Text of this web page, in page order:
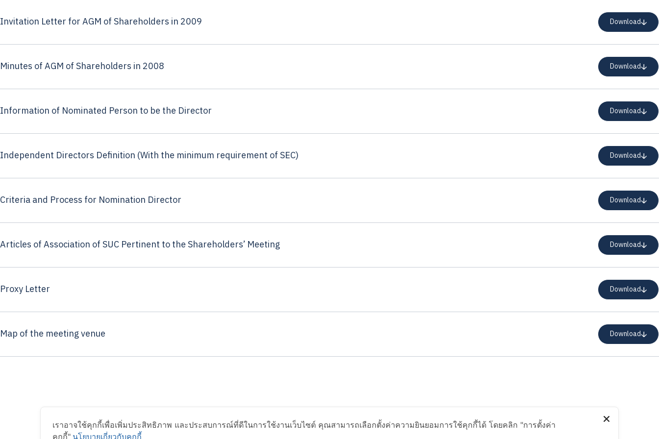
Invitation Letter for AGM of Shareholders in 2009 Download
Minutes of AGM of Shareholders in 2008 Download
Information of Nominated Person to be the Director Download
Independent Directors Definition (With the minimum requirement of SEC) Download
Criteria and Process for Nomination Director Download
Articles of Association of SUC Pertinent to the Shareholders’ Meeting Download
Proxy Letter Download
Map of the meeting venue Download
เราอาจใช้คุกกี้เพื่อเพิ่มประสิทธิภาพ และประสบการณ์ที่ดีในการใช้งานเว็บไซต์ คุณสามารถเลือกตั้งค่าความยินยอมการใช้คุกกี้ได้ โดยคลิก "การตั้งค่า
คุกกี้" นโยบายเกี่ยวกับคุกกี้